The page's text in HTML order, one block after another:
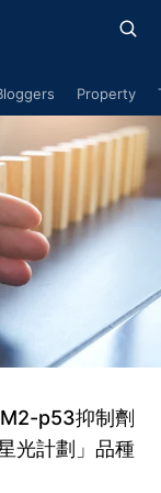
Property
p53抑制劑
光計劃」品種